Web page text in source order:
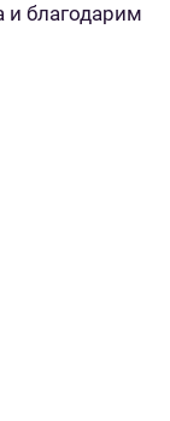
и благодарим